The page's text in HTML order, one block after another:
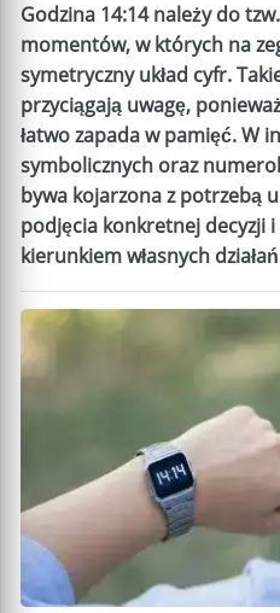
Godzina 14:14 należy do
momentów, w których na
symetryczny układ cyfr.
przyciągają uwagę,
łatwo zapada w pamięć. W
symbolicznych oraz
bywa kojarzona z potrzebą
podjęcia konkretnej decyzji
kierunkiem własnych